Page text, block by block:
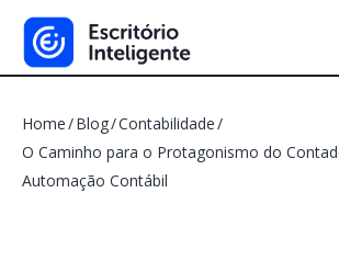
Home Blog Contabilidade
O Caminho para o Protagonismo do
Automação Contábil